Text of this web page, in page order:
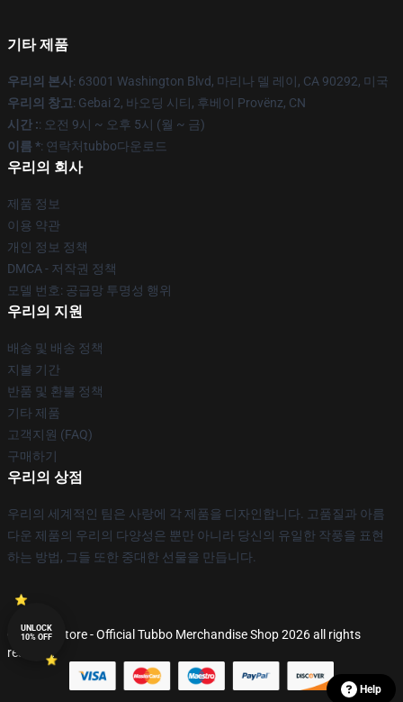
기타 제품
우리의 본사: 63001 Washington Blvd, 마리나 델 레이, CA 90292, 미국
우리의 창고: Gebai 2, 바오딩 시티, 후베이 Provënz, CN
시간 :: 오전 9시 ~ 오후 5시 (월 ~ 금)
이름 *: 연락처tubbo다운로드
우리의 회사
제품 정보
이용 약관
개인 정보 정책
DMCA - 저작권 정책
모델 번호: 공급망 투명성 행위
우리의 지원
배송 및 배송 정책
지불 기간
반품 및 환불 정책
기타 제품
고객지원 (FAQ)
구매하기
우리의 상점
우리의 세계적인 팀은 사랑에 각 제품을 디자인합니다. 고품질과 아름
다운 제품의 우리의 다양성은 뿐만 아니라 당신의 유일한 작풍을 표현
하는 방법, 그들 또한 중대한 선물을 만듭니다.
© Tubbo Store - Official Tubbo Merchandise Shop 2026 all rights
reserved
Help
UNLOCK
10% OFF